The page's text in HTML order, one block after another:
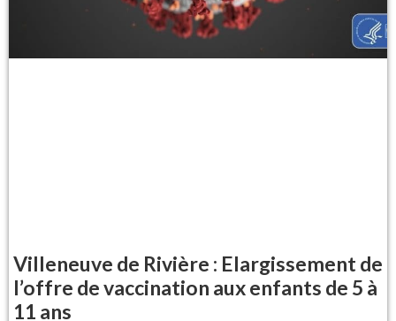
Villeneuve de Rivière : Elargissement de
l’offre de vaccination aux enfants de 5 à
11 ans